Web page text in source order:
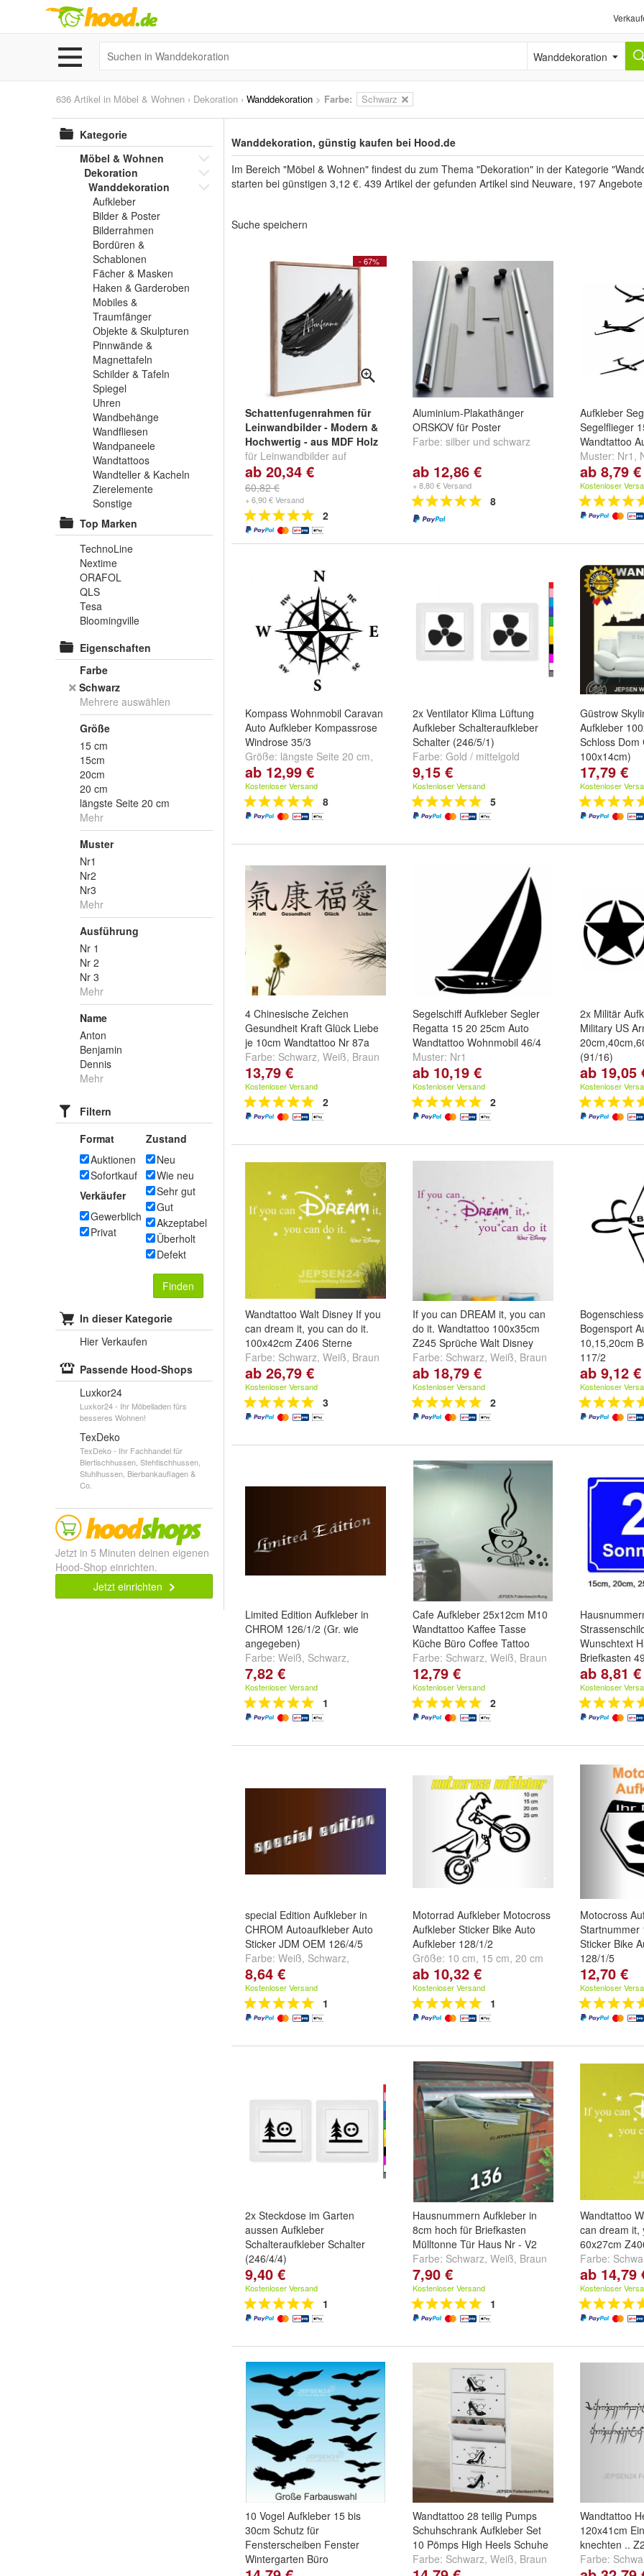
Wanddekoration
636 Artikel in Möbel & Wohnen › Dekoration › Wanddekoration > Farbe: Schwarz
Kategorie
Möbel & Wohnen
Dekoration
Wanddekoration
Aufkleber
Bilder & Poster
Bilderrahmen
Bordüren &
Schablonen
Fächer & Masken
Haken & Garderoben
Mobiles &
Traumfänger
Objekte & Skulpturen
Pinnwände &
Magnettafeln
Schilder & Tafeln
Spiegel
Uhren
Wandbehänge
Wandfliesen
Wandpaneele
Wandtattoos
Wandteller & Kacheln
Zierelemente
Sonstige
Top Marken
TechnoLine
Nextime
ORAFOL
QLS
Tesa
Bloomingville
Eigenschaften
Farbe
Schwarz
Mehrere auswählen
Größe
15 cm
15cm
20cm
20 cm
längste Seite 20 cm
Mehr
Muster
Nr1
Nr2
Nr3
Mehr
Ausführung
Nr 1
Nr 2
Nr 3
Mehr
Name
Anton
Benjamin
Dennis
Mehr
Filtern
Format
Auktionen
Sofortkauf
Verkäufer
Gewerblich
Privat
Zustand
Neu
Wie neu
Sehr gut
Gut
Akzeptabel
Überholt
Defekt
Finden
In dieser Kategorie
Hier Verkaufen
Passende Hood-Shops
Luxkor24
Luxkor24 - Ihr Möbelladen fürs
besseres Wohnen!
TexDeko
TexDeko - Ihr Fachhandel für
Biertischhussen, Stehtischhussen,
Stuhlhussen, Bierbankauflagen &
Co.
Jetzt in 5 Minuten deinen eigenen
Hood-Shop einrichten.
Jetzt einrichten
Wanddekoration, günstig kaufen bei Hood.de
Im Bereich "Möbel & Wohnen" findest du zum Thema "Dekoration" in der Kategorie
starten bei günstigen 3,12 €. 439 Artikel der gefunden Artikel sind Neuware, 197
Suche speichern
- 67%
Schattenfugenrahmen für
Leinwandbilder - Modern &
Hochwertig - aus MDF Holz
für Leinwandbilder auf
Keilrahmen - Leerrahmen
ohne Glas und Rückwand
Farbe:Apfel,
weitere ...
ab 20,34 €
60,82 €
+ 6,90 € Versand
2
Aluminium-Plakathänger
ORSKOV für Poster
Farbe: silber und schwarz
ab 12,86 €
+ 8,80 € Versand
8
Aufkleber
Segelflieger
Wandtattoo
Muster: Nr1 ,
weitere ...
ab 8,79 €
Kostenloser
Kompass Wohnmobil Caravan
Auto Aufkleber Kompassrose
Windrose 35/3
Größe: längste Seite 20 cm,
längste Seite 30 cm
Seite 40 cmund
ab 12,99 €
Kostenloser Versand
8
2x Ventilator Klima Lüftung
Aufkleber Schalteraufkleber
Schalter (246/5/1)
Farbe: Gold / mittelgold
dunkelgold
undweitere ...
9,15 €
Kostenloser Versand
5
Güstrow
Aufkleber
Schloss Dom
100x14cm)
Farbe:Schwarz
undweitere ...
17,79 €
Kostenloser
4 Chinesische Zeichen
Gesundheit Kraft Glück Liebe
je 10cm Wandtattoo Nr 87a
Farbe: Schwarz, Weiß, Braun
und weitere ...
13,79 €
Kostenloser Versand
2
Segelschiff Aufkleber Segler
Regatta 15 20 25cm Auto
Wandtattoo Wohnmobil 46/4
Muster: Nr1
ab 10,19 €
Kostenloser Versand
2
2x Militär
Military US
(91/16)
Größe:
und60x60cm
ab 19,05
Kostenloser
Wandtattoo Walt Disney If you
can dream it, you can do it.
100x42cm Z406 Sterne
Farbe: Schwarz, Weiß, Braun
und weitere ...
ab 26,79 €
Kostenloser Versand
3
If you can DREAM it, you can
do it. Wandtattoo 100x35cm
Z245 Sprüche Walt Disney
Farbe: Schwarz, Weiß, Braun
und weitere ...
ab 18,79 €
Kostenloser Versand
2
Bogensport
10,15,20cm
117/2
Muster:Nr1
ab 9,12 €
Kostenloser
Limited Edition Aufkleber in
CHROM 126/1/2 (Gr. wie
angegeben)
Farbe: Weiß, Schwarz,
dunkelgrau
7,82 €
Kostenloser Versand
1
Cafe Aufkleber 25x12cm M10
Wandtattoo Kaffee Tasse
Küche Büro Coffee Tattoo
Farbe: Schwarz, Weiß, Braun
und weitere ...
12,79 €
Kostenloser Versand
2
Wunschtext
Briefkasten 49
Muster:Nr1
ab 8,81 €
Kostenloser
special Edition Aufkleber in
CHROM Autoaufkleber Auto
Sticker JDM OEM 126/4/5
Farbe: Weiß, Schwarz,
dunkelgrau
8,64 €
Kostenloser Versand
1
Motorrad Aufkleber Motocross
Aufkleber Sticker Bike Auto
Aufkleber 128/1/2
Größe: 10 cm, 15 cm, 20 cm
und weitere ...
ab 10,32 €
Kostenloser Versand
1
Motocross
Startnummer
Sticker Bike
128/1/5
Farbe:Weiß
dunkelgrau
12,70 €
Kostenloser
2x Steckdose im Garten
aussen Aufkleber
Schalteraufkleber Schalter
(246/4/4)
Farbe:Gold / mittelgold
dunkelgold,Silbergrau
undweitere ...
9,40 €
Kostenloser Versand
1
Hausnummern Aufkleber in
8cm hoch für Briefkasten
Mülltonne Tür Haus Nr - V2
Farbe: Schwarz, Weiß, Braun
undweitere ...
7,90 €
Kostenloser Versand
1
Wandtattoo
can dream it,
60x27cm
Farbe:
und weitere ...
ab 14,79
Kostenloser
10 Vogel Aufkleber 15 bis
30cm Schutz für
Fensterscheiben Fenster
Wintergarten Büro
Farbe:Schwarz
Wandtattoo 28 teilig Pumps
Schuhschrank Aufkleber Set
10 Pömps High Heels Schuhe
Farbe: Schwarz, Weiß, Braun
und weitere ...
Wandtattoo
120x41cm
knechten ..
Farbe:
und weitere ...